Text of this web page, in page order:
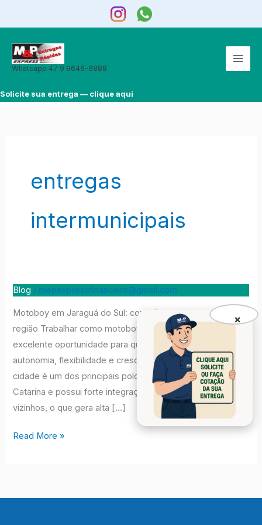
conteúdo
Whatsapp 47 9 9646-6888
Solicite sua entrega — clique aqui
entregas
intermunicipais
Blog / mepexpressfinanceiro@gmail.com
Motoboy em Jaraguá do Sul: como lucrar com entregas na
região Trabalhar como motoboy em Jaraguá do Sul é uma
excelente oportunidade para quem busca renda com
autonomia, flexibilidade e crescimento profissional. A
cidade é um dos principais polos industriais de Santa
Catarina e possui forte integração logística com municípios
vizinhos, o que gera alta […]
Read More »
×